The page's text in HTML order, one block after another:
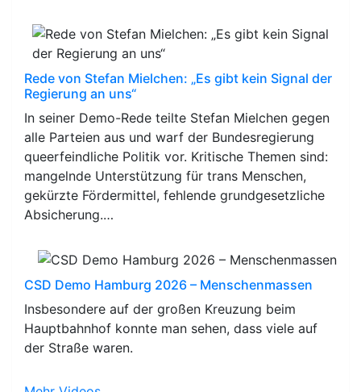
Rede von Stefan Mielchen: „Es gibt kein Signal der
Regierung an uns“
In seiner Demo-Rede teilte Stefan Mielchen gegen
alle Parteien aus und warf der Bundesregierung
queerfeindliche Politik vor. Kritische Themen sind:
mangelnde Unterstützung für trans Menschen,
gekürzte Fördermittel, fehlende grundgesetzliche
Absicherung.…
CSD Demo Hamburg 2026 – Menschenmassen
Insbesondere auf der großen Kreuzung beim
Hauptbahnhof konnte man sehen, dass viele auf
der Straße waren.